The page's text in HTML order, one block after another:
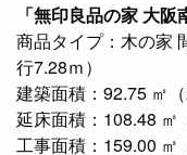
「無印良品の家 大
商品タイプ：木の家
行7.28ｍ）
建築面積：92.75 ㎡（
延床面積：108.48 ㎡
工事面積：159.00 ㎡